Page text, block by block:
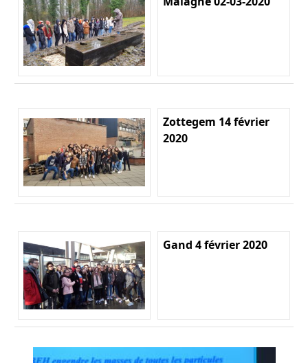
Zottegem 14 février
2020
Gand 4 février 2020